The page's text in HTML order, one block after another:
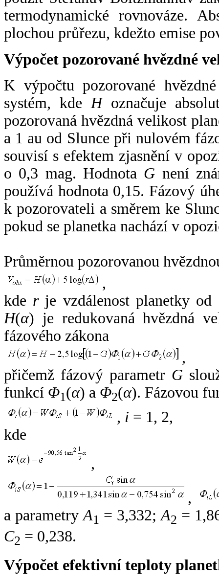
termodynamické rovnováze.
plochou průřezu, kdežto emise
Výpočet pozorované hvězdné
K výpočtu pozorované
systém, kde Hoznačuje
pozorovaná hvězdná velikost
a 1 au od Slunce při nulovém
souvisí s efektem zjasnění v
o 0,3 mag. Hodnota G není
používá hodnota 0,15. Fázový
k pozorovateli a směrem ke
pokud se planetka nachází v
Průměrnou pozorovanou
,
kde rje vzdálenost planetky od
H(α) je redukovaná hvězdná
fázového zákona
,
přičemž fázový parametr G
funkcí Φ1(α) a Φ2(α). Fázovou
, i = 1, 2,
kde
,
,
a parametryA1 = 3,332;A2 =
C2 = 0,238.
Výpočet efektivní teploty